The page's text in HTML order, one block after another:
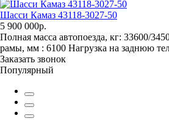
Шасси Камаз 43118-3027-50
5 900 000р.
Полная масса автопоезда, кг: 33600/
рамы, мм : 6100 Нагрузка на заднюю
Заказать звонок
Популярный